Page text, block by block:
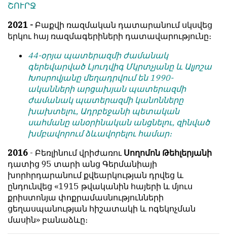
для
независимо
мыслящих.
обновляется
большим
трудом,
душой.
Редакция
не
лезет
в
авторские
тексты,
не
кромсает
их
և
խմբագրում
չի
կատարում։
Խմբագրության
կարծիքը
հեղինակների
կարծիքի
հետ
համակարծիք
լինելը
պարտադիր
պայման
չէ
նյութերը
թողարկելու
համար։
Հակառակ
կարծիքները
ՇՈՒՐՋ
2021 - Բաքվի ռազմական դատարանում սկսվեց
երկու հայ ռազմագերիների դատավարությունը։
44-օրյա պատերազմի ժամանակ
գերեվարված Լյուդվիգ Մկրտչյանը և Ալյոշա
Խոսրովյանը մեղադրվում են 1990-
ականների արցախյան պատերազմի
ժամանակ պատերազմի կանոնները
խախտելու, Ադրբեջանի պետական
սահմանը անօրինական անցնելու, զինված
խմբավորում ձևավորելու համար։
2016 - Բեռլինում վրիժառու Սողոմոն Թեհլերյանի
դատից 95 տարի անց Գերմանիայի
խորհրդարանում քվեարկության դրվեց և
ընդունվեց «1915 թվականին հայերի և մյուս
քրիստոնյա փոքրամասնությունների
ցեղասպանության հիշատակի և ոգեկոչման
մասին» բանաձևը։